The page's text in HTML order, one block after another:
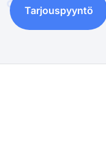
Tarjouspyyntö